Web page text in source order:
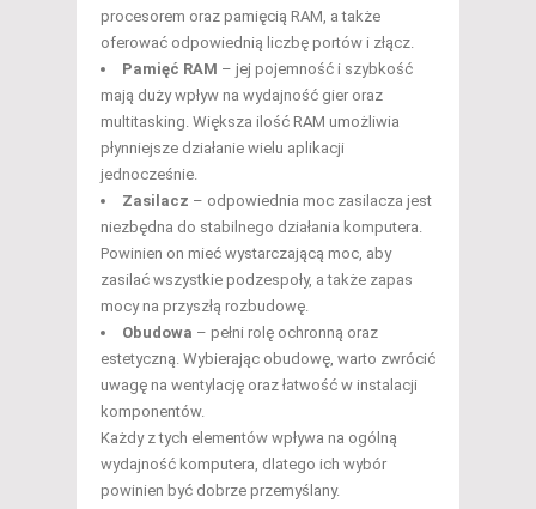
procesorem oraz pamięcią RAM, a także
oferować odpowiednią liczbę portów i złącz.
Pamięć RAM – jej pojemność i szybkość
mają duży wpływ na wydajność gier oraz
multitasking. Większa ilość RAM umożliwia
płynniejsze działanie wielu aplikacji
jednocześnie.
Zasilacz – odpowiednia moc zasilacza jest
niezbędna do stabilnego działania komputera.
Powinien on mieć wystarczającą moc, aby
zasilać wszystkie podzespoły, a także zapas
mocy na przyszłą rozbudowę.
Obudowa – pełni rolę ochronną oraz
estetyczną. Wybierając obudowę, warto zwrócić
uwagę na wentylację oraz łatwość w instalacji
komponentów.
Każdy z tych elementów wpływa na ogólną
wydajność komputera, dlatego ich wybór
powinien być dobrze przemyślany.